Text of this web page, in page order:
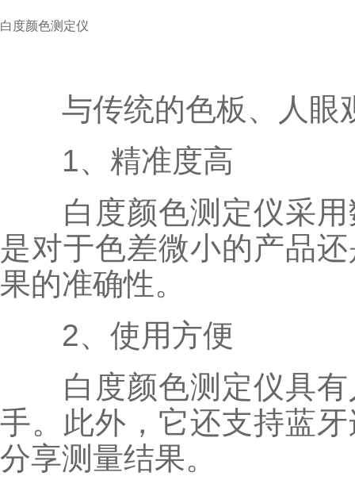
白度颜色测定仪
与传统的色板、人眼
1、精准度高
白度颜色测定仪采用
是对于色差微小的产品
果的准确性。
2、使用方便
白度颜色测定仪具有
手。此外，它还支持蓝
分享测量结果。